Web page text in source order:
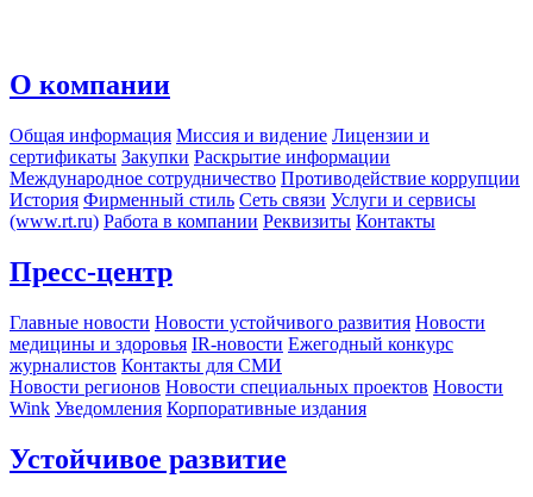
О компании
Общая информация Миссия и видение Лицензии и
сертификаты Закупки Раскрытие информации
Международное сотрудничество Противодействие коррупции
История Фирменный стиль Сеть связи Услуги и сервисы
(www.rt.ru) Работа в компании Реквизиты Контакты
Пресс-центр
Главные новости Новости устойчивого развития Новости
медицины и здоровья IR-новости Ежегодный конкурс
журналистов Контакты для СМИ
Новости регионов Новости специальных проектов Новости
Wink Уведомления Корпоративные издания
Устойчивое развитие